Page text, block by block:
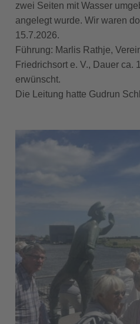
zwei Seiten mit Wasser
angelegt wurde. Wir waren
15.7.2026.
Führung: Marlis Rathje,
Friedrichsort e. V., Dauer ca.
erwünscht.
Die Leitung hatte Gudrun